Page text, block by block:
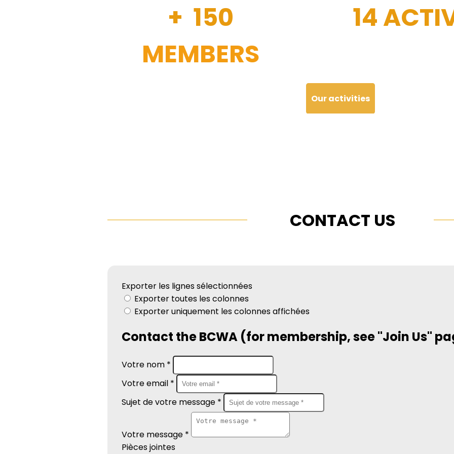
+ 150
MEMBERS
14
Our activities
CONTACT US